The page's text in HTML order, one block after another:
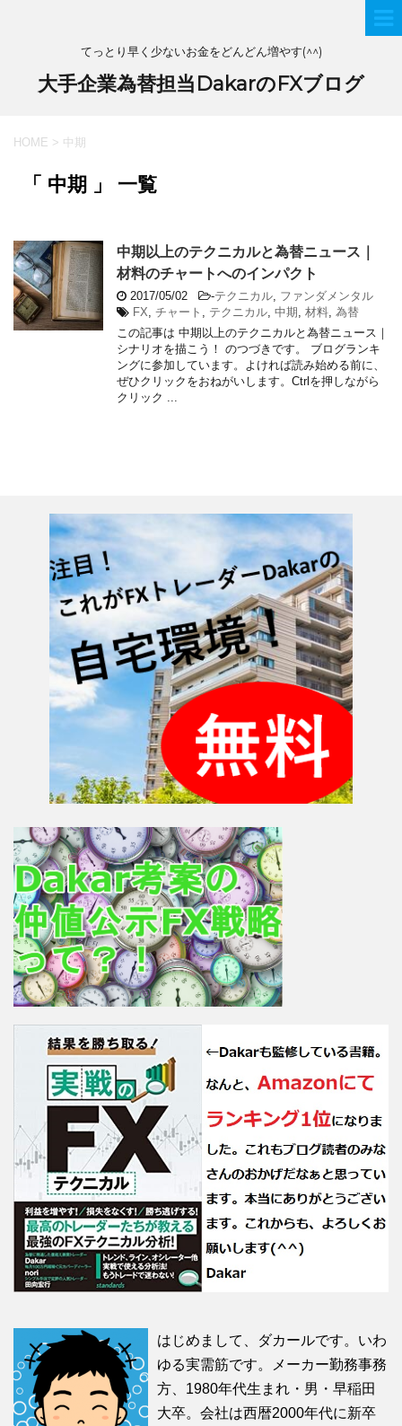
てっとり早く少ないお金をどんどん増やす(^^)
大手企業為替担当DakarのFXブログ
HOME > 中期
「 中期 」 一覧
中期以上のテクニカルと為替ニュース｜
材料のチャートへのインパクト
2017/05/02 -テクニカル ファンダメンタル
FX チャート テクニカル 中期 材料 為替
この記事は 中期以上のテクニカルと為替ニュース｜
シナリオを描こう！ のつづきです。 ブログランキ
ングに参加しています。よければ読み始める前に、
ぜひクリックをおねがいします。Ctrlを押しながら
クリック ...
はじめまして、ダカールです。いわ
ゆる実需筋です。メーカー勤務事務
方、1980年代生まれ・男・早稲田
大卒。会社は西暦2000年代に新卒